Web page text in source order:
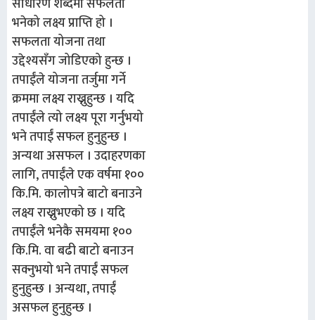
साधारण शब्दमा सफलता
भनेको लक्ष्य प्राप्ति हो ।
सफलता योजना तथा
उद्देश्यसँग जोडिएको हुन्छ ।
तपाईंले योजना तर्जुमा गर्ने
क्रममा लक्ष्य राख्नुहुन्छ । यदि
तपाईंले त्यो लक्ष्य पूरा गर्नुभयो
भने तपाईं सफल हुनुहुन्छ ।
अन्यथा असफल । उदाहरणका
लागि, तपाईंले एक वर्षमा १००
कि.मि. कालोपत्रे बाटो बनाउने
लक्ष्य राख्नुभएको छ । यदि
तपाईंले भनेकै समयमा १००
कि.मि. वा बढी बाटो बनाउन
सक्नुभयो भने तपाईं सफल
हुनुहुन्छ । अन्यथा, तपाईं
असफल हुनुहुन्छ ।